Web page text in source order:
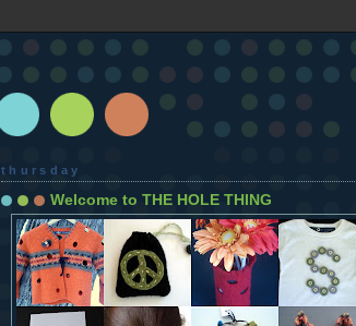
thursday
Welcome to THE HOLE THING